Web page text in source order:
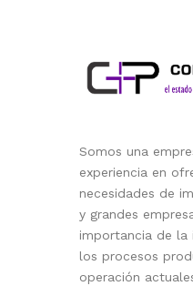
Somos una
experiencia en
necesidades de
y grandes
importancia de la
los procesos
operación